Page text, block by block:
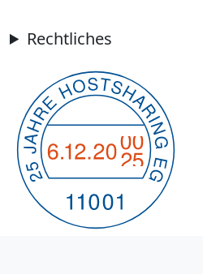
Rechtliches